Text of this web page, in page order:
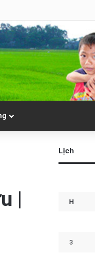
|
Lịch
H
3